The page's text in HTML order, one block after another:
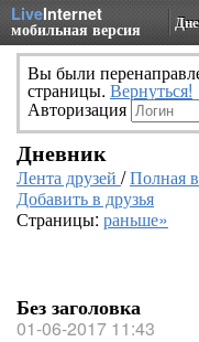
LiveInternet
мобильная версия
Вы были
страницы. Вернуться!
Авторизация
Дневник
Лента друзей /Полная
Добавить в друзья
Страницы: раньше»
Без заголовка
01-06-2017 11:43